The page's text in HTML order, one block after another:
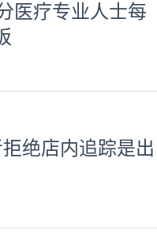
医疗专业人士每
绝店内追踪是出